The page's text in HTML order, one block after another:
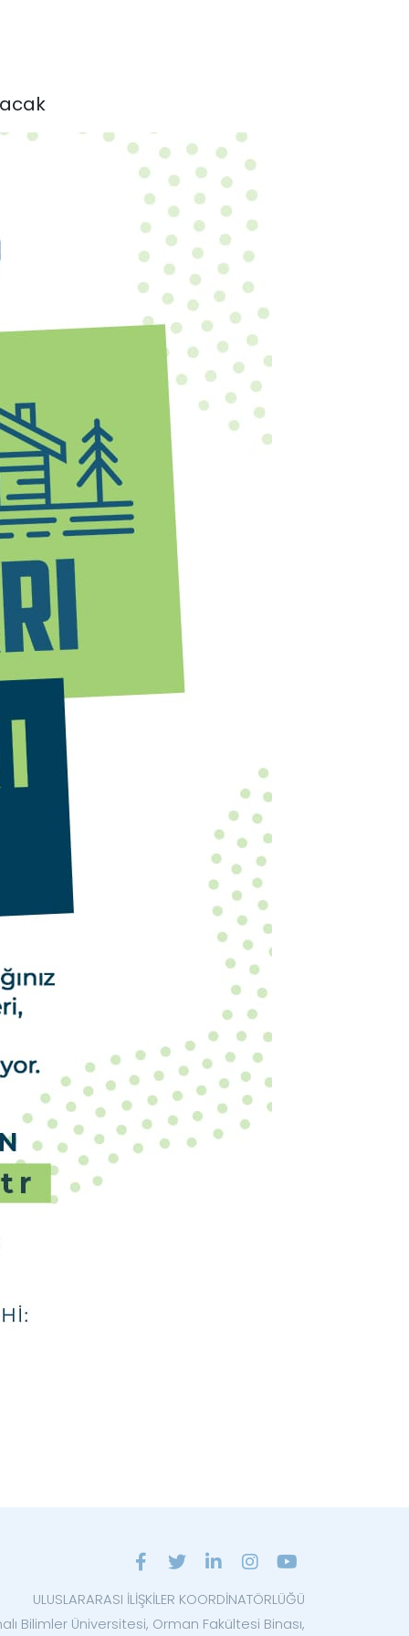
ULUSLARARASI İLİŞKİLER KOORDİNATÖRLÜĞÜ
Bilimler Üniversitesi, Orman Fakültesi Binası,